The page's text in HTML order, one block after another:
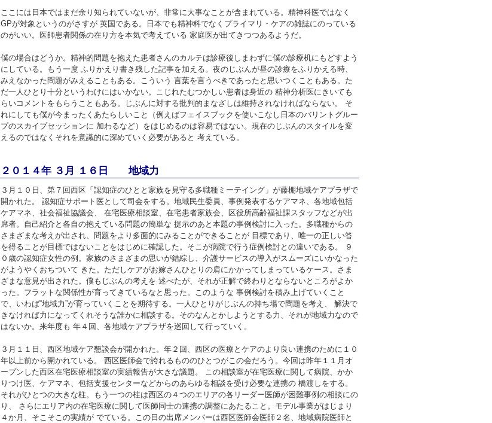
ここには日本ではまだ余り知られていないが、非常に大事なことが含まれている。精神科医ではなく
GPが対象というのがさすが 英国である。日本でも精神科でなくプライマリ・ケアの雑誌にのっている
のがいい。医師患者関係の在り方を本気で考えている 家庭医が出てきつつあるようだ。
僕の場合はどうか。精神的問題を抱えた患者さんのカルテは診療後しまわずに僕の診療机にもどすよう
にしている。もう一度 ふりかえり書き残した記事を加える。夜のじぶんが昼の診療をふりかえる時、
みえなかった問題がみえることもある。こういう 言葉を言うべきであったと思いつくこともある。た
だ一人ひとり十分というわけにはいかない。こじれたむつかしい患者は身近の 精神分析医にきいても
らいコメントをもらうこともある。じぶんに対する批判的まなざしは維持されなければならない。 そ
れにしても僕が今まったくあたらしいこと（例えばフェイスブックを使いこなし日本のバリントグルー
プのスカイプセッションに 加わるなど）をはじめるのは容易ではない。現在のじぶんのスタイルを変
えるのではなくそれを意識的に深めていく必要があると 考えている。
２０１４年 ３月 １６日 地域力
３月１０日、第７回西区「認知症のひとと家族を見守る多職種ミーテイング」が藤棚地域ケアプラザで
開かれた。 認知症サポート医として司会をする。地域民生委員、事例発表するケアマネ、各地域包括
ケアマネ、社会福祉協議会、 在宅医療相談室、在宅患者家族会、区役所高齢福祉課スタッフなどが出
席者。自己紹介と各自の抱えている問題の簡単な 提示のあと本題の事例検討に入った。多職種からの
さまざまな考えが出され、問題をより多面的にみることができることが 目標であり、唯一の正しい答
を得ることが目標ではないことをはじめに確認した。そこが病院で行う症例検討との違いである。 ９
０歳の認知症女性の例。家族のさまざまの思いが錯綜し、介護サービスの導入がスムーズにいかなった
がようやくおちついて きた。ただしケアがお嫁さんひとりの肩にかかってしまっているケース。さま
ざまな意見が出された。僕もじぶんの考えを 述べたが、それが正解で終わりとならないところがよか
った。フラットな関係性が育ってきているなと思った。このような 事例検討を積み上げていくこと
で、いわば“地域力”が育っていくことを期待する。一人ひとりがじぶんの持ち場で問題を考え、 解決で
きなければ力になってくれそうな誰かに相談する。そのなんとかしようとする力、それが地域力なので
はないか。来年度も 年４回、各地域ケアプラザを巡回して行っていく。
３月１１日、西区地域ケア懇談会が開かれた。年２回、西区の医療とケアのより良い連携のために１０
年以上前から開かれている。 西区医師会で誇れるもののひとつがこの会だろう。今回は昨年１１月オ
ープンした西区在宅医療相談室の実績報告が大きな議題。 この相談室が在宅医療に関して病院、かか
りつけ医、ケアマネ、包括支援センターなどからのあらゆる相談を受け必要な連携の 橋渡しをする。
それがひとつの大きな柱。もう一つの柱は西区の４つのエリアの各リーダー医師が困難事例の相談にの
り、 さらにエリア内の在宅医療に関して医師同士の連携の調整にあたること。モデル事業がはじまり
４か月、そこそこの実績が でている。この日の出席メンバーは西区医師会医師２名、地域病院医師と